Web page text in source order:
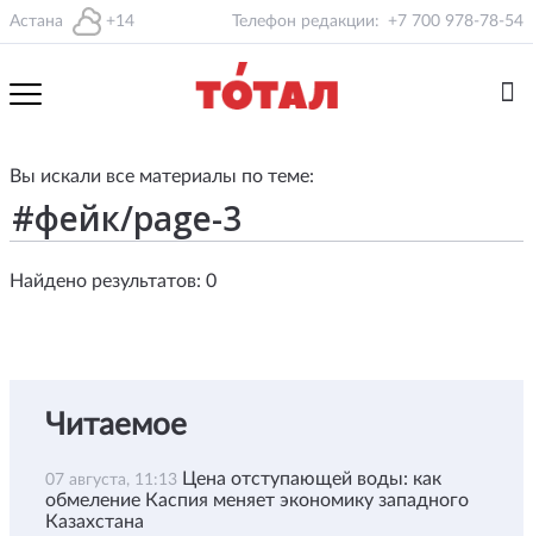
Астана +14 Телефон редакции: +7 700 978-78-54
Вы искали все материалы по теме:
Найдено результатов: 0
Читаемое
07 августа, 11:13 Цена отступающей воды: как
обмеление Каспия меняет экономику западного
Казахстана